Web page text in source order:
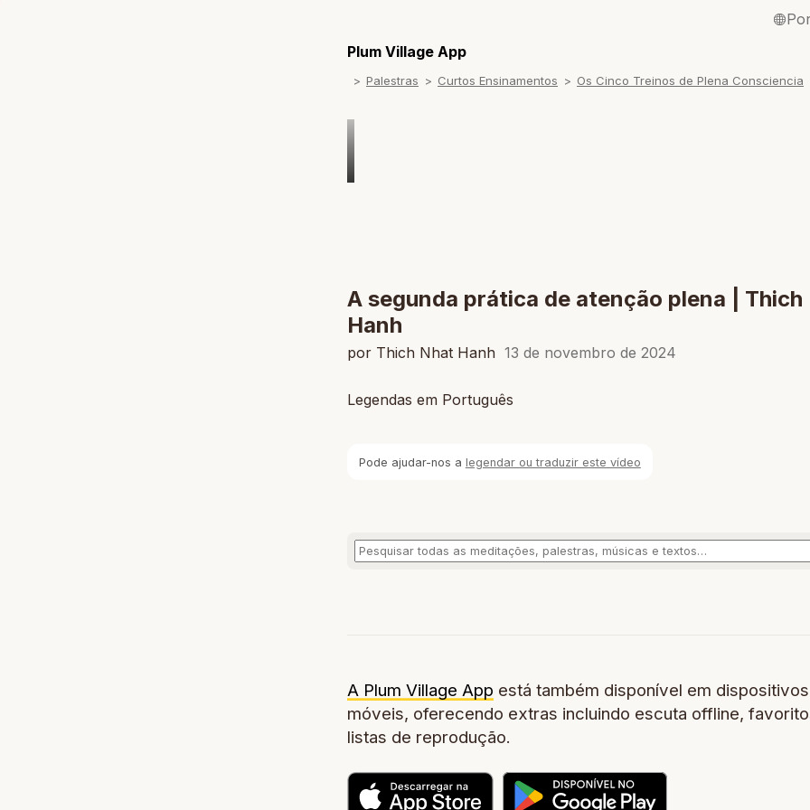
Français /
Plum Village App
Palestras Curtos Ensinamentos Os Cinco Treinos de Plena Consciencia
A segunda prática de atenção plena | Thich
Hanh
por Thich Nhat Hanh 13 de novembro de 2024
Legendas em Português
Pode ajudar-nos a legendar ou traduzir este vídeo
A Plum Village App está também disponível em dispositivos
móveis, oferecendo extras incluindo escuta offline,
listas de reprodução.